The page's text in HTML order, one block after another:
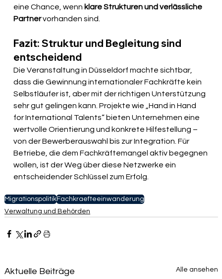
eine Chance, wenn klare Strukturen und verlässliche
Partner vorhanden sind.
Fazit: Struktur und Begleitung sind
entscheidend
Die Veranstaltung in Düsseldorf machte sichtbar,
dass die Gewinnung internationaler Fachkräfte kein
Selbstläufer ist, aber mit der richtigen Unterstützung
sehr gut gelingen kann. Projekte wie „Hand in Hand
for International Talents“ bieten Unternehmen eine
wertvolle Orientierung und konkrete Hilfestellung –
von der Bewerberauswahl bis zur Integration. Für
Betriebe, die dem Fachkräftemangel aktiv begegnen
wollen, ist der Weg über diese Netzwerke ein
entscheidender Schlüssel zum Erfolg.
MigrationspolitikFachkraefteeinwanderung
Verwaltung und Behörden
Aktuelle Beiträge Alle ansehen